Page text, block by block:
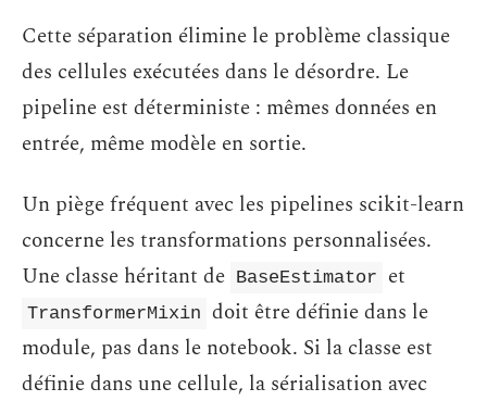
Cette séparation élimine le problème classique
des cellules exécutées dans le désordre. Le
pipeline est déterministe : mêmes données en
entrée, même modèle en sortie.
Un piège fréquent avec les pipelines scikit-learn
concerne les transformations personnalisées.
Une classe héritant de BaseEstimator et
TransformerMixin doit être définie dans le
module, pas dans le notebook. Si la classe est
définie dans une cellule, la sérialisation avec